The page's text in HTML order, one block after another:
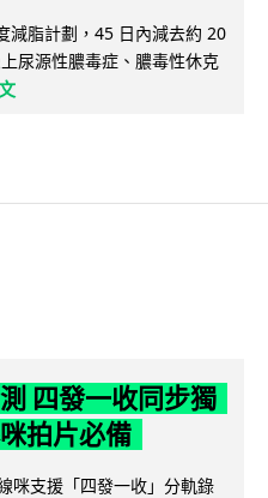
減脂計劃，45 日內減去約 20
尿源性膿毒症、膿毒性休克
四發一收同步獨
拍片必備
咪支援「四發一收」分軌錄